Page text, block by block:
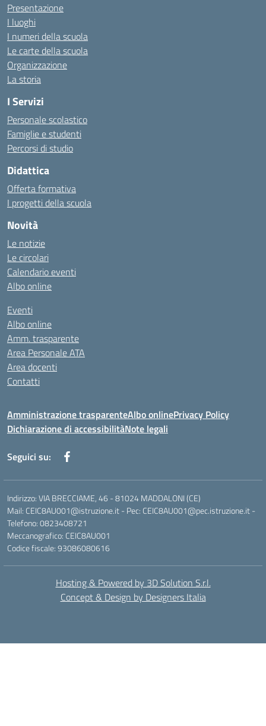
Presentazione
I luoghi
I numeri della scuola
Le carte della scuola
Organizzazione
La storia
I Servizi
Personale scolastico
Famiglie e studenti
Percorsi di studio
Didattica
Offerta formativa
I progetti della scuola
Novità
Le notizie
Le circolari
Calendario eventi
Albo online
Eventi
Albo online
Amm. trasparente
Area Personale ATA
Area docenti
Contatti
Amministrazione trasparenteAlbo onlinePrivacy Policy
Dichiarazione di accessibilitàNote legali
Seguici su:
Indirizzo: VIA BRECCIAME, 46 - 81024 MADDALONI (CE)
Mail: CEIC8AU001@istruzione.it - Pec: CEIC8AU001@pec.istruzione.it -
Telefono: 0823408721
Meccanografico: CEIC8AU001
Codice fiscale: 93086080616
Hosting & Powered by 3D Solution S.r.l.
Concept & Design by Designers Italia